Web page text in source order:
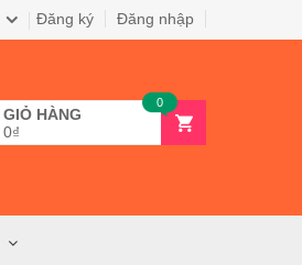
Đăng nhập
Đăng ký
GIỎ HÀNG
0₫
0